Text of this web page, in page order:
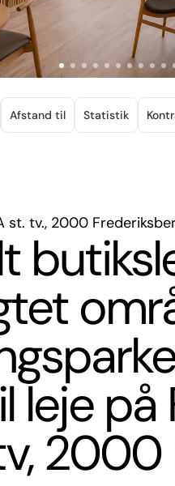
Afstand til Statistik
st. tv., 2000
leje på